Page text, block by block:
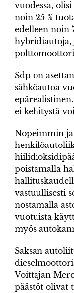
vuodessa,
noin 25 %
edelleen noin
hybridiautoja,
Sdp on
sähköautoa
ei kehitystä
Nopeimmin
poistamalla
vastuullisesti
nostamalla
vuotuista
myös
Saksan
Voittajan
päästöt olivat